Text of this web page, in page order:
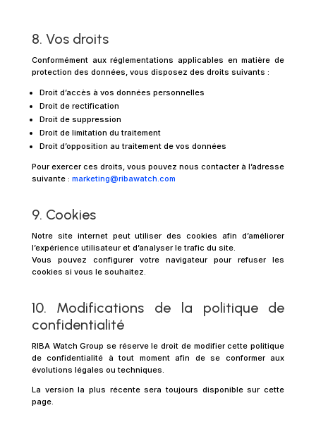
8. Vos droits
Conformément aux réglementations applicables en matière de
protection des données, vous disposez des droits suivants :
Droit d’accès à vos données personnelles
Droit de rectification
Droit de suppression
Droit de limitation du traitement
Droit d’opposition au traitement de vos données
Pour exercer ces droits, vous pouvez nous contacter à l’adresse
suivante : marketing@ribawatch.com
9. Cookies
Notre site internet peut utiliser des cookies afin d’améliorer
l’expérience utilisateur et d’analyser le trafic du site.
Vous pouvez configurer votre navigateur pour refuser les
cookies si vous le souhaitez.
10. Modifications de la politique de
confidentialité
RIBA Watch Group se réserve le droit de modifier cette politique
de confidentialité à tout moment afin de se conformer aux
évolutions légales ou techniques.
La version la plus récente sera toujours disponible sur cette
page.